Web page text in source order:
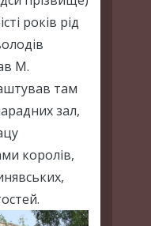
років рід
М.
там
зал,
королів,